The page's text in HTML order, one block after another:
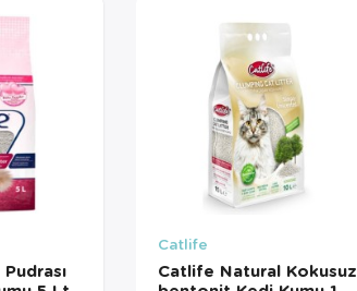
Catlife
Catlife Natural Kokusuz